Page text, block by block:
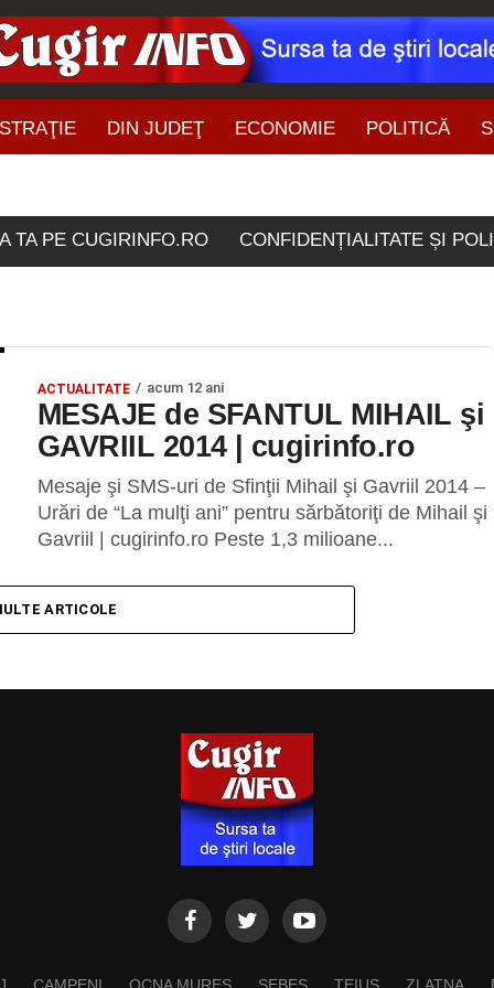
DIN JUDEŢ ECONOMIE POLITICĂ
TA PE CUGIRINFO.RO CONFIDENȚIALITATE ȘI
etichetate "Sfantul
ACTUALITATE acum 12 ani
MESAJE de SFANTUL MIHAIL şi
GAVRIIL 2014 | cugirinfo.ro
Mesaje şi SMS-uri de Sfinţii Mihail şi Gavriil 2014 –
Urări de “La mulţi ani” pentru sărbătoriţi de Mihail şi
Gavriil | cugirinfo.ro Peste 1,3 milioane...
ARTICOLE